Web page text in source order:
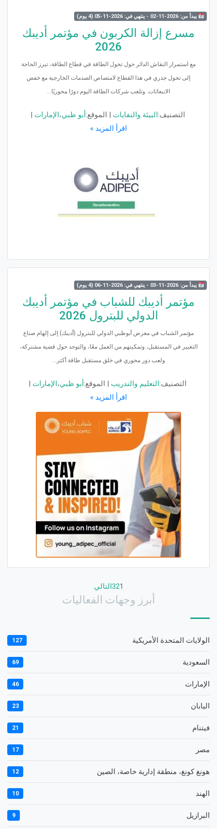
يبدأ من: 2026-11-02 - ينتهي في: 2026-11-05 (4 يوم)
مسرع إزالة الكربون في مؤتمر أديبك
2026
مع استمرار النقاش الدائر حول تحول الطاقة في قطاع الطاقة، تبرز الحاجة
إلى تحول جذري في هذا القطاع لامتصاص الصدمات الخارجية مع خفض
الانبعاثات. وتلعب شركات الطاقة اليوم دورًا محوريًا...
التصنيف:البيئة والنفايات | الموقع:أبو ظبي،الإمارات |
اقرأ المزيد »
يبدأ من: 2026-11-03 - ينتهي في: 2026-11-06 (4 يوم)
مؤتمر أديبك للشباب في مؤتمر أديبك
الدولي للبترول 2026
مؤتمر الشباب في معرض أبوظبي الدولي للبترول (أديبك) إلى إلهام صناع
التغيير في المستقبل، وتمكينهم من العمل معًا، والتوحد حول قضية مشتركة،
ولعب دور محوري في خلق مستقبل طاقة أكثر...
التصنيف:التعليم والتدريب | الموقع:أبو ظبي،الإمارات |
اقرأ المزيد »
1
2
3التالي
أبرز وجهات الفعاليات
الولايات المتحدة الأمريكية 127
السعودية 69
الإمارات 46
اليابان 23
فيتنام 21
مصر 17
هونغ كونغ، منطقة إدارية خاصة، الصين 12
الهند 10
البرازيل 9